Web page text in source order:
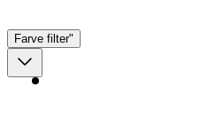
Farve filter"